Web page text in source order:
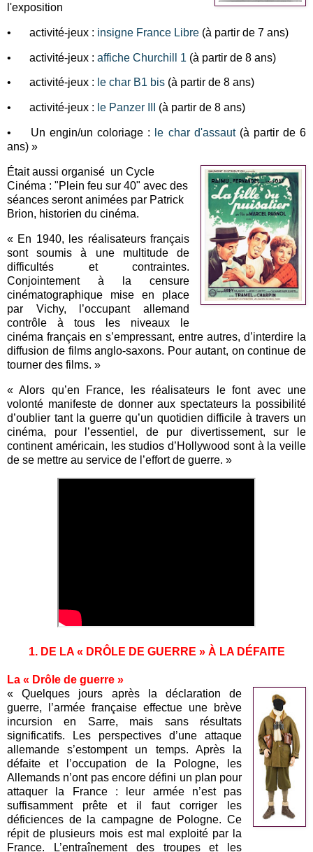
l'exposition
• activité-jeux : insigne France Libre (à partir de 7 ans)
• activité-jeux : affiche Churchill 1 (à partir de 8 ans)
• activité-jeux : le char B1 bis (à partir de 8 ans)
• activité-jeux : le Panzer III (à partir de 8 ans)
• Un engin/un coloriage : le char d'assaut(à partir de 6
ans) »
Était aussi organisé un Cycle
Cinéma : "Plein feu sur 40" avec des
séances seront animées par Patrick
Brion, historien du cinéma.
« En 1940, les réalisateurs français
sont soumis à une multitude de
difficultés et contraintes.
Conjointement à la censure
cinématographique mise en place
par Vichy, l’occupant allemand
contrôle à tous les niveaux le
cinéma français en s’empressant, entre autres, d’interdire la
diffusion de films anglo-saxons. Pour autant, on continue de
tourner des films. »
« Alors qu’en France, les réalisateurs le font avec une
volonté manifeste de donner aux spectateurs la possibilité
d’oublier tant la guerre qu’un quotidien difficile à travers un
cinéma, pour l’essentiel, de pur divertissement, sur le
continent américain, les studios d’Hollywood sont à la veille
de se mettre au service de l’effort de guerre. »
1. DE LA « DRÔLE DE GUERRE » À LA DÉFAITE
La « Drôle de guerre »
« Quelques jours après la déclaration de
guerre, l’armée française effectue une brève
incursion en Sarre, mais sans résultats
significatifs. Les perspectives d’une attaque
allemande s’estompent un temps. Après la
défaite et l’occupation de la Pologne, les
Allemands n’ont pas encore défini un plan pour
attaquer la France : leur armée n’est pas
suffisamment prête et il faut corriger les
déficiences de la campagne de Pologne. Ce
répit de plusieurs mois est mal exploité par la
France. L’entraînement des troupes et les